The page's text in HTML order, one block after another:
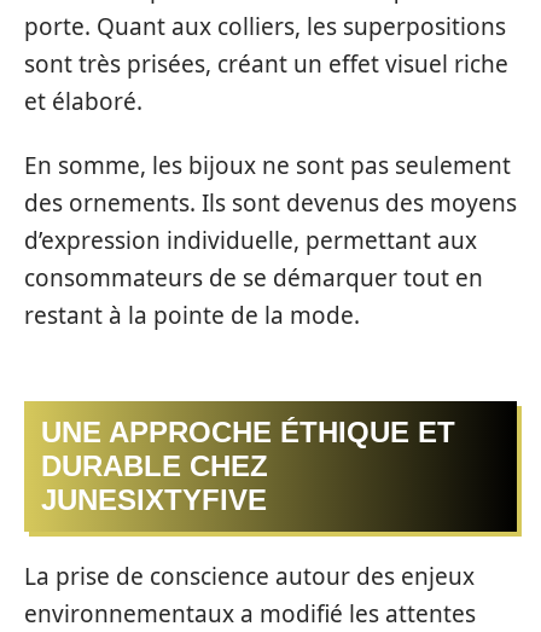
porte. Quant aux colliers, les superpositions
sont très prisées, créant un effet visuel riche
et élaboré.
En somme, les bijoux ne sont pas seulement
des ornements. Ils sont devenus des moyens
d’expression individuelle, permettant aux
consommateurs de se démarquer tout en
restant à la pointe de la mode.
UNE APPROCHE ÉTHIQUE ET
DURABLE CHEZ
JUNESIXTYFIVE
La prise de conscience autour des enjeux
environnementaux a modifié les attentes